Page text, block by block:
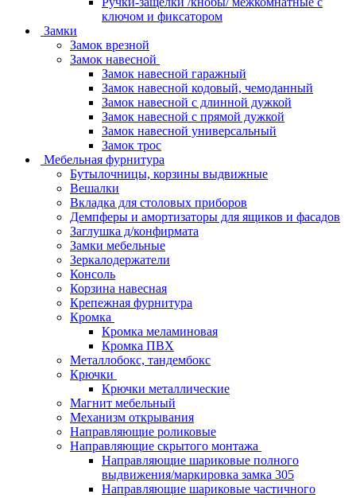
ключом и фиксатором
Замки
Замок врезной
Замок навесной
Замок навесной гаражный
Замок навесной кодовый, чемоданный
Замок навесной с длинной дужкой
Замок навесной с прямой дужкой
Замок навесной универсальный
Замок трос
Мебельная фурнитура
Бутылочницы, корзины выдвижные
Вешалки
Вкладка для столовых приборов
Демпферы и амортизаторы для ящиков и фасадов
Заглушка д/конфирмата
Замки мебельные
Зеркалодержатели
Консоль
Корзина навесная
Крепежная фурнитура
Кромка
Кромка меламиновая
Кромка ПВХ
Металлобокс, тандембокс
Крючки
Крючки металлические
Магнит мебельный
Механизм открывания
Направляющие роликовые
Направляющие скрытого монтажа
Направляющие шариковые полного
выдвижения/маркировка замка 305
Направляющие шариковые частичного